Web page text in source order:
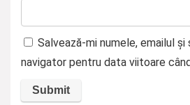
Salvează-mi numele, emailul
navigator pentru data viitoare